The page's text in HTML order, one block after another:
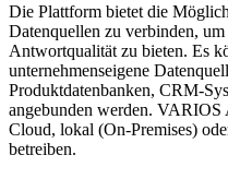
Die Plattform bietet die
Datenquellen zu verbinden,
Antwortqualität zu bieten. Es
unternehmenseigene
Produktdatenbanken, CRM-
angebunden werden.
Cloud, lokal (On-Premises)
betreiben.